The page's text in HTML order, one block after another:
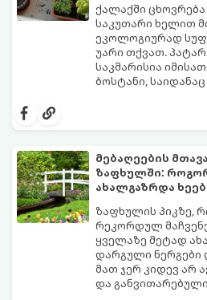
ქალაქში ცხოვრება
საკუთარი ხელით
ეკოლოგიურად
უარი თქვათ.
საკმარისია
ბოსტანი,
სასიამოვნო და
კარგად და როგორ
მებაღეების
ზაფხულში:
ახალგაზრდა
ზაფხულის პიკზე,
რეკორდულ
ყველაზე მეტად
დარგული ნერგები
მათ ჯერ კიდევ არ
და